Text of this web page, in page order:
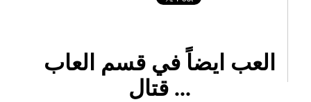
العب ايضاً في قسم العاب
قتال ...